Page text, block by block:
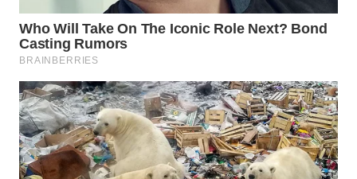
TANGERANG
WN
WN
CIREBON
WN